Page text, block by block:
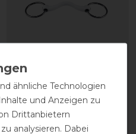
Trust Inno Sense loose
ringport Stangengebiss
medium-15
ähnliche Technologien
und Anzeigen zu
Drittanbietern
analysieren. Dabei